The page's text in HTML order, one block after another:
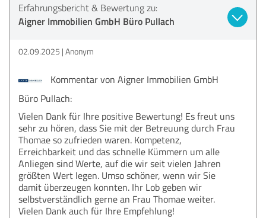
Erfahrungsbericht & Bewertung zu:
Aigner Immobilien GmbH Büro Pullach
02.09.2025 Anonym
Kommentar von Aigner Immobilien GmbH
Büro Pullach:
Vielen Dank für Ihre positive Bewertung! Es freut uns
sehr zu hören, dass Sie mit der Betreuung durch Frau
Thomae so zufrieden waren. Kompetenz,
Erreichbarkeit und das schnelle Kümmern um alle
Anliegen sind Werte, auf die wir seit vielen Jahren
größten Wert legen. Umso schöner, wenn wir Sie
damit überzeugen konnten. Ihr Lob geben wir
selbstverständlich gerne an Frau Thomae weiter.
Vielen Dank auch für Ihre Empfehlung!